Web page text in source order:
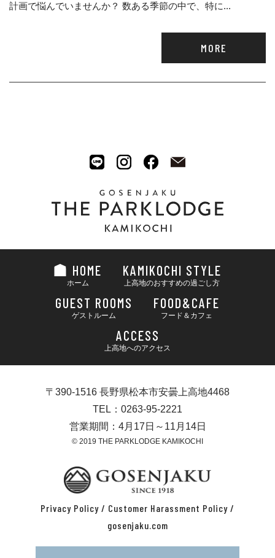
計画で悩んでいませんか？ 数ある季節の中で、特に...
MORE
HOME
ホーム
KAMIKOCHI STYLE
上高地のおすすめの過ごし方
GUEST ROOMS
ゲストルーム
FOOD&CAFE
フード＆カフェ
ACCESS
上高地へのアクセス
〒390-1516 長野県松本市安曇上高地4468
TEL：0263-95-2221
営業期間：4月17日～11月14日
© 2019 THE PARKLODGE KAMIKOCHI
Privacy Policy / Customer Harassment Policy /
gosenjaku.com